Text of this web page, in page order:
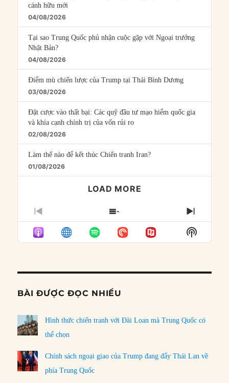
cánh hữu mới
04/08/2026
Tại sao Trung Quốc phủ nhận cuộc gặp với Ngoại trưởng
Nhật Bản?
04/08/2026
Điểm mù chiến lược của Trump tại Thái Bình Dương
03/08/2026
Đặt cược vào thất bại: Các quỹ đầu tư mạo hiểm quốc gia
và khía cạnh chính trị của vốn rủi ro
02/08/2026
Làm thế nào để kết thúc Chiến tranh Iran?
01/08/2026
LOAD MORE
PREVIOUS
EPISODE
SHOW
EPISODES
LIST
NEXT
Show
Podcast
BÀI ĐƯỢC ĐỌC NHIỀU
Hình thức chiến tranh với Đài Loan mà Trung Quốc có
thể chọn
Chính sách ngoại giao của Trump đang đẩy Thái Lan về
phía Trung Quốc